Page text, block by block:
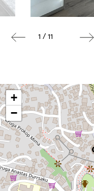
1 / 11
+
−